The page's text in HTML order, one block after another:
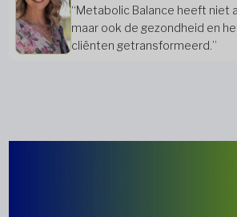
“Metabolic Balance heeft niet
maar ook de gezondheid en
cliënten getransformeerd.”